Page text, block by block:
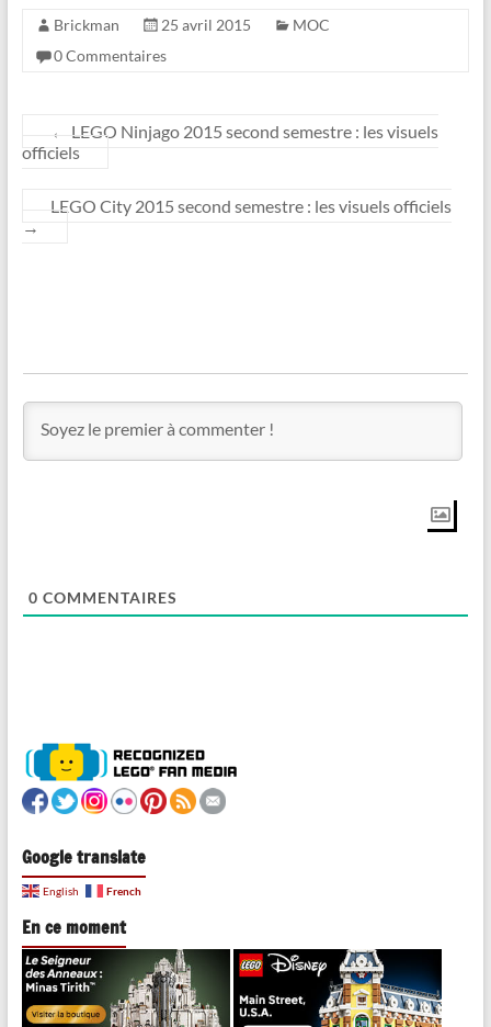
Brickman 25 avril 2015
MOC
0 Commentaires
←
LEGO Ninjago 2015 second semestre : les visuels
officiels
LEGO City 2015 second semestre : les visuels officiels
→
0 COMMENTAIRES
Google translate
English French
En ce moment